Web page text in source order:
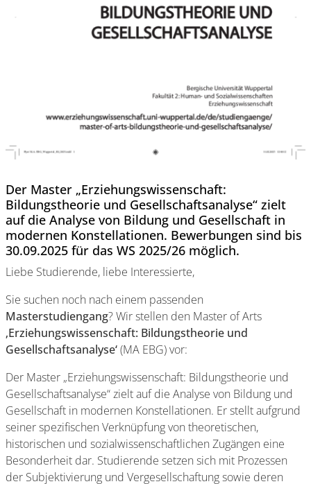
Der Master „Erziehungswissenschaft:
Bildungstheorie und Gesellschaftsanalyse“ zielt
auf die Analyse von Bildung und Gesellschaft in
modernen Konstellationen. Bewerbungen sind bis
30.09.2025 für das WS 2025/26 möglich.
Liebe Studierende, liebe Interessierte,
Sie suchen noch nach einem passenden
Masterstudiengang? Wir stellen den Master of Arts
‚Erziehungswissenschaft: Bildungstheorie und
Gesellschaftsanalyse‘(MA EBG) vor:
Der Master „Erziehungswissenschaft: Bildungstheorie und
Gesellschaftsanalyse“ zielt auf die Analyse von Bildung und
Gesellschaft in modernen Konstellationen. Er stellt aufgrund
seiner spezifischen Verknüpfung von theoretischen,
historischen und sozialwissenschaftlichen Zugängen eine
Besonderheit dar. Studierende setzen sich mit Prozessen
der Subjektivierung und Vergesellschaftung sowie deren